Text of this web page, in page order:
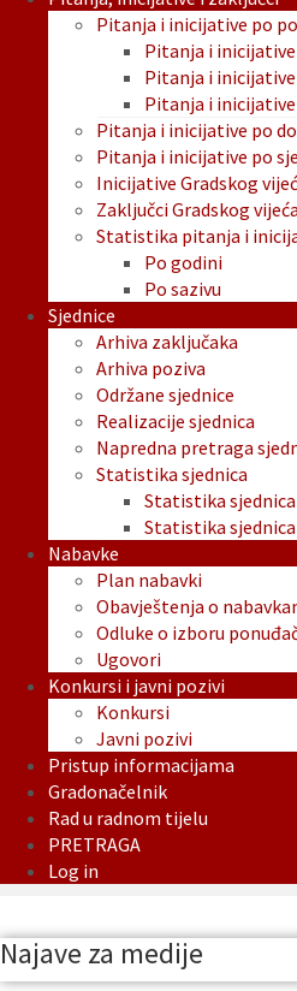
Pitanja i inicijative po
Pitanja i
Pitanja i
Pitanja i
Pitanja i inicijative po
Pitanja i inicijative po
Inicijative Gradskog
Zaključci Gradskog vijeća
Statistika pitanja i
Po godini
Po sazivu
Sjednice
Arhiva zaključaka
Arhiva poziva
Održane sjednice
Realizacije sjednica
Napredna pretraga
Statistika sjednica
Statistika
Statistika sjednica
Nabavke
Plan nabavki
Obavještenja o
Odluke o izboru
Ugovori
Konkursi i javni pozivi
Konkursi
Javni pozivi
Pristup informacijama
Gradonačelnik
Rad u radnom tijelu
PRETRAGA
Log in
Najave za medije